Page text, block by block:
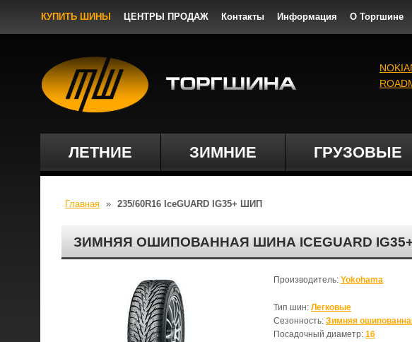
КУПИТЬ ШИНЫ ЦЕНТРЫ ПРОДАЖ Контакты Информация О Торгшине
ЛЕТНИЕ ЗИМНИЕ ГРУЗОВЫЕ
Главная » 235/60R16 IceGUARD IG35+ ШИП
ЗИМНЯЯ ОШИПОВАННАЯ ШИНА ICEGUARD IG35+
Производитель: Yokohama
Тип шин: Легковые
Сезонность: Зимняя
Посадочный диаметр: 16